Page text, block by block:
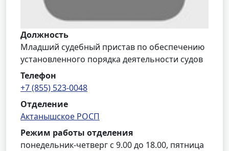
Должность
Младший судебный пристав по обеспечению
установленного порядка деятельности судов
Телефон
+7 (855) 523-0048
Отделение
Актанышское РОСП
Режим работы отделения
понедельник-четверг с 9.00 до 18.00, пятница